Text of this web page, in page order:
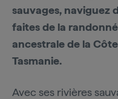
sauvages, naviguez
faites de la
ancestrale de la
Tasmanie.
Avec ses rivières